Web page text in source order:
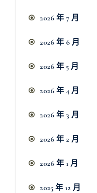
2026 年 7 月
2026 年 6 月
2026 年 5 月
2026 年 4 月
2026 年 3 月
2026 年 2 月
2026 年 1 月
2025 年 12 月